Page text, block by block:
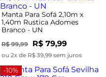
Manta Para Sofá 2,10m x
1,40m Rustica Adomes
Branco - UN
R$ 99,99 R$ 79,99
ou 2x de R$ 39,99 sem juros
-10%